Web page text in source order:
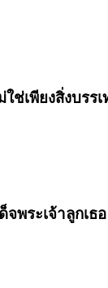
ช่เพียงสิ่งบรร
จพระเจ้าลูกเ